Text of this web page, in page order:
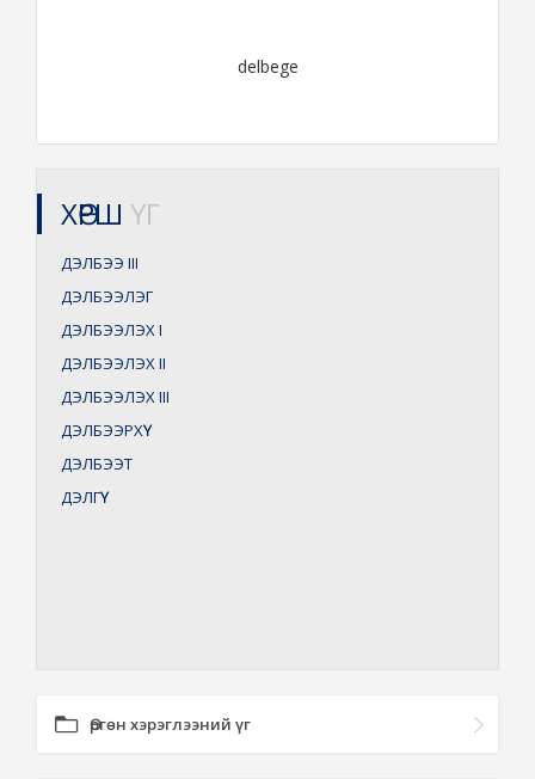
delbege
ХӨРШ ҮГ
ДЭЛБЭЭ III
ДЭЛБЭЭЛЭГ
ДЭЛБЭЭЛЭХI
ДЭЛБЭЭЛЭХII
ДЭЛБЭЭЛЭХIII
ДЭЛБЭЭРХҮҮ
ДЭЛБЭЭТ
ДЭЛГҮҮ
Өргөн хэрэглээний үг